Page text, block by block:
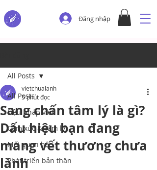
Đăng nhập
All Posts
Liệu pháp viết
Cảm xúc & Tâm lý
Mối quan hệ
Phát triển bản thân
All Posts
Sang chấn tâm lý là gì?
Dấu hiệu bạn đang
mang vết thương chưa
lành
vietchualanh
5 phút đọc